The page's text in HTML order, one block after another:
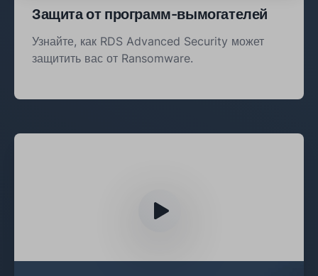
Защита от программ-вымогателей
Узнайте, как RDS Advanced Security может
защитить вас от Ransomware.